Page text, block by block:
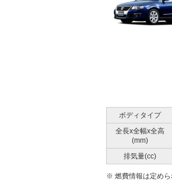
ボディタイプ
全長x全幅x全高
(mm)
排気量(cc)
※ 燃費情報は定めら